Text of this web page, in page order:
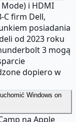
i HDMI
C firm Dell,
posiadania
od 2023 roku
3 mogą
dopiero w
Windows on
na Apple